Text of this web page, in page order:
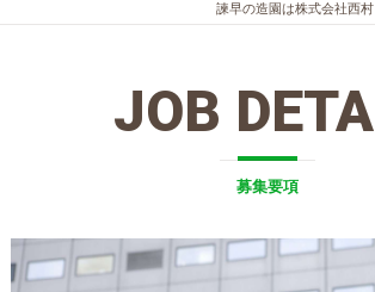
諫早の造園は株式会社西村
募集要項
JOB